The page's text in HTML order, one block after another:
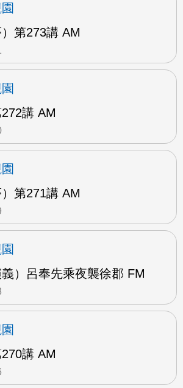
）第273講 AM
講 AM
）第271講 AM
義）呂奉先乘夜襲徐郡 FM
講 AM